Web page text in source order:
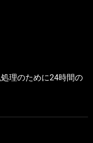
理のために24時間の